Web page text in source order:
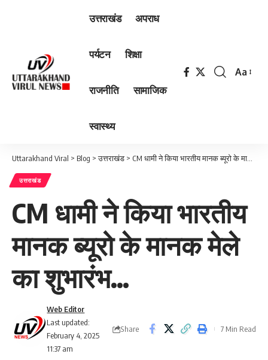
उत्तराखंड अपराध
पर्यटन शिक्षा
राजनीति सामाजिक
स्वास्थ्य
Font
Aa
Uttarakhand Viral > Blog >उत्तराखंड > CM धामी ने किया भारतीय मानक ब्यूरो के मानक मेले का शुभारंभ…
उत्तराखंड
CM धामी ने किया भारतीय
मानक ब्यूरो के मानक मेले
का शुभारंभ…
Last updated:
February 4, 2025
11:37 am
Web Editor
Share 7 Min Read